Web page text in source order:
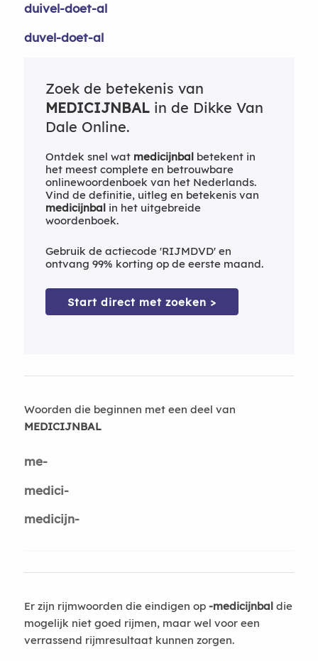
duivel-doet-al
duvel-doet-al
Zoek de betekenis van
MEDICIJNBALin de Dikke Van
Dale Online.
Ontdek snel wat medicijnbalbetekent in
het meest complete en betrouwbare
onlinewoordenboek van het Nederlands.
Vind de definitie, uitleg en betekenis van
medicijnbalin het uitgebreide
woordenboek.
Gebruik de actiecode 'RIJMDVD' en
ontvang 99% korting op de eerste maand.
Start direct met zoeken >
Woorden die beginnen met een deel van
MEDICIJNBAL
me-
medici-
medicijn-
Er zijn rijmwoorden die eindigen op -medicijnbaldie
mogelijk niet goed rijmen, maar wel voor een
verrassend rijmresultaat kunnen zorgen.